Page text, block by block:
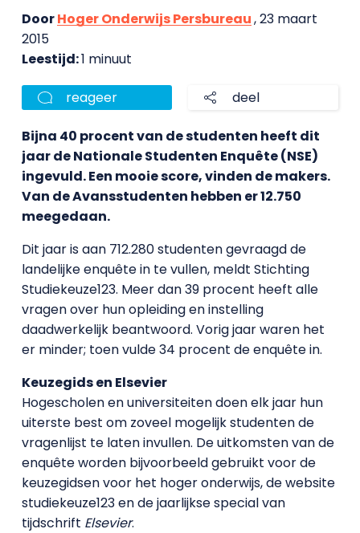
DoorHoger Onderwijs Persbureau, 23 maart
2015
Leestijd:1 minuut
reageer deel
Bijna 40 procent van de studenten heeft dit
jaar de Nationale Studenten Enquête (NSE)
ingevuld. Een mooie score, vinden de makers.
Van de Avansstudenten hebben er 12.750
meegedaan.
Dit jaar is aan 712.280 studenten gevraagd de
landelijke enquête in te vullen, meldt Stichting
Studiekeuze123. Meer dan 39 procent heeft alle
vragen over hun opleiding en instelling
daadwerkelijk beantwoord. Vorig jaar waren het
er minder; toen vulde 34 procent de enquête in.
Keuzegids en Elsevier
Hogescholen en universiteiten doen elk jaar hun
uiterste best om zoveel mogelijk studenten de
vragenlijst te laten invullen. De uitkomsten van de
enquête worden bijvoorbeeld gebruikt voor de
keuzegidsen voor het hoger onderwijs, de website
studiekeuze123 en de jaarlijkse special van
tijdschrift Elsevier.